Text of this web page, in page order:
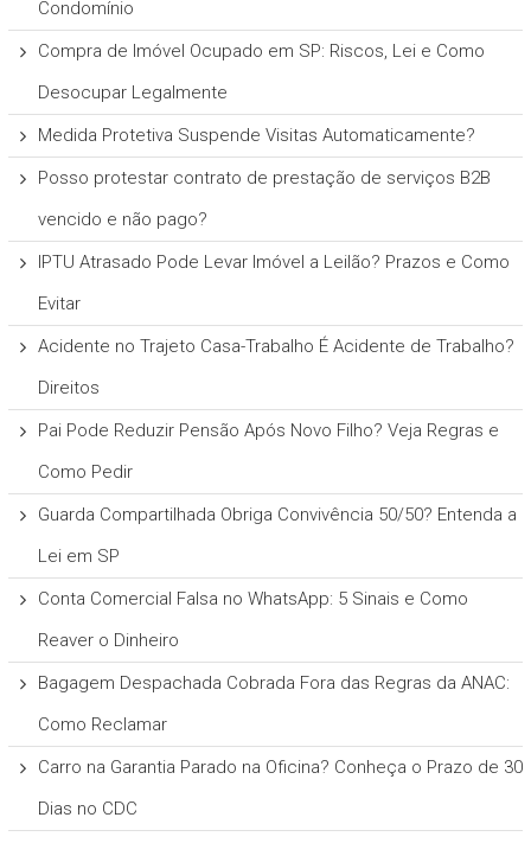
Condomínio
Compra de Imóvel Ocupado em SP: Riscos, Lei e Como
Desocupar Legalmente
Medida Protetiva Suspende Visitas Automaticamente?
Posso protestar contrato de prestação de serviços B2B
vencido e não pago?
IPTU Atrasado Pode Levar Imóvel a Leilão? Prazos e Como
Evitar
Acidente no Trajeto Casa-Trabalho É Acidente de Trabalho?
Direitos
Pai Pode Reduzir Pensão Após Novo Filho? Veja Regras e
Como Pedir
Guarda Compartilhada Obriga Convivência 50/50? Entenda a
Lei em SP
Conta Comercial Falsa no WhatsApp: 5 Sinais e Como
Reaver o Dinheiro
Bagagem Despachada Cobrada Fora das Regras da ANAC:
Como Reclamar
Carro na Garantia Parado na Oficina? Conheça o Prazo de 30
Dias no CDC